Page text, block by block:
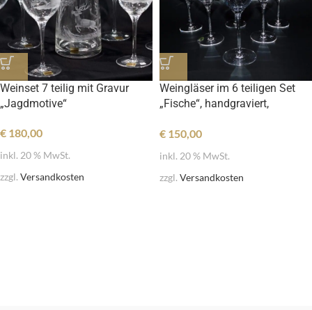
Weinset 7 teilig mit Gravur
„Jagdmotive“
€ 180,00
inkl. 20 % MwSt.
zzgl. Versandkosten
Weingläser im 6 teiligen Set
„Fische“, handgraviert,
€ 150,00
inkl. 20 % MwSt.
zzgl. Versandkosten